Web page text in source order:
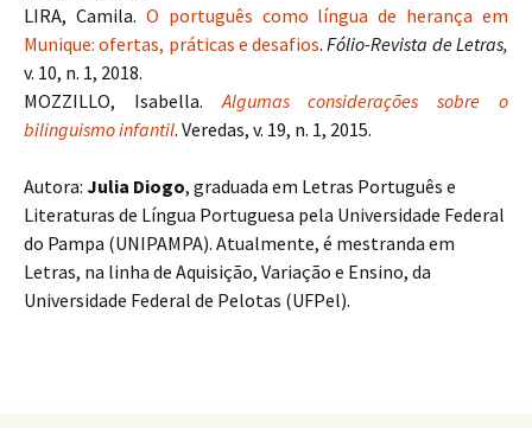
LIRA, Camila. O português como língua de herança em
Munique: ofertas, práticas e desafios.Fólio-Revista de Letras,
v. 10, n. 1, 2018.
MOZZILLO, Isabella.Algumas considerações sobre o
bilinguismo infantil. Veredas, v. 19, n. 1, 2015.
Autora: Julia Diogo, graduada em Letras Português e
Literaturas de Língua Portuguesa pela Universidade Federal
do Pampa (UNIPAMPA). Atualmente, é mestranda em
Letras, na linha de Aquisição, Variação e Ensino, da
Universidade Federal de Pelotas (UFPel).